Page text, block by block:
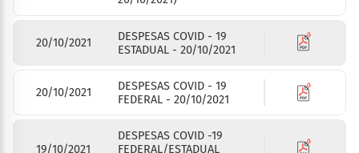
20/10/2021
DESPESAS COVID - 19
ESTADUAL - 20/10/2021
20/10/2021
DESPESAS COVID - 19
FEDERAL - 20/10/2021
19/10/2021
DESPESAS COVID -19
FEDERAL/ESTADUAL